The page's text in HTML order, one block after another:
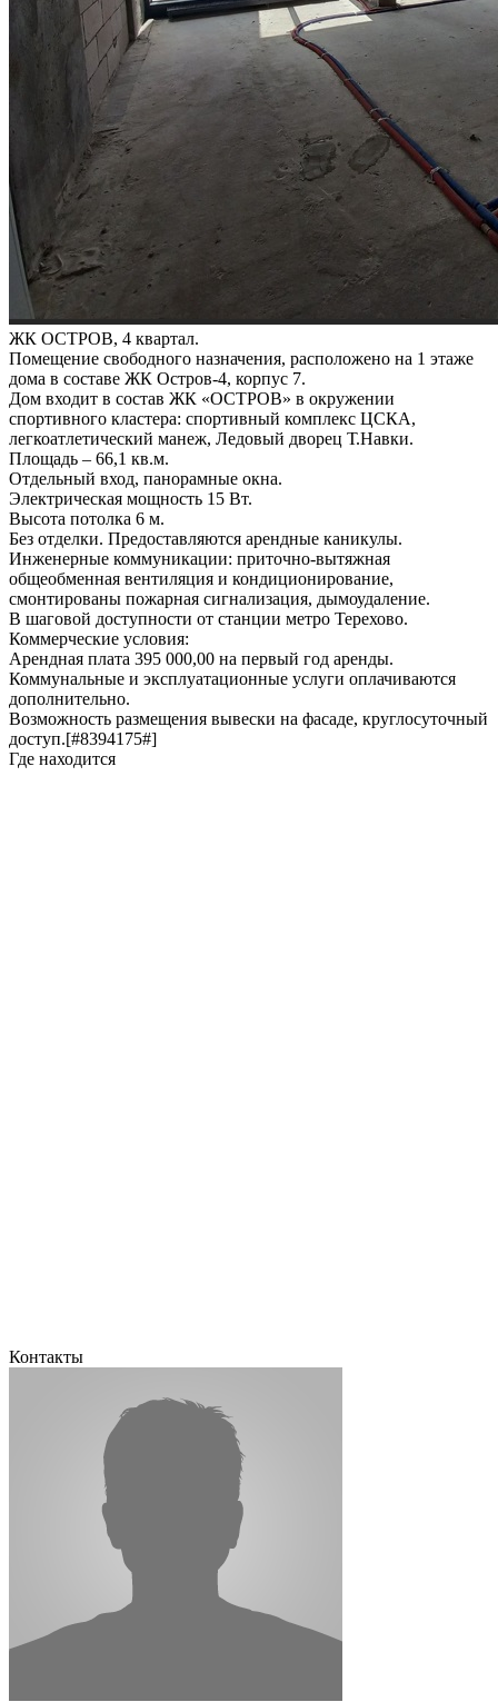
ЖК ОСТРОВ, 4 квартал.
Помещение свободного назначения, расположено на 1 этаже
дома в составе ЖК Остров-4, корпус 7.
Дом входит в состав ЖК «ОСТРОВ» в окружении
спортивного кластера: спортивный комплекс ЦСКА,
легкоатлетический манеж, Ледовый дворец Т.Навки.
Площадь – 66,1 кв.м.
Отдельный вход, панорамные окна.
Электрическая мощность 15 Вт.
Высота потолка 6 м.
Без отделки. Предоставляются арендные каникулы.
Инженерные коммуникации: приточно-вытяжная
общеобменная вентиляция и кондиционирование,
смонтированы пожарная сигнализация, дымоудаление.
В шаговой доступности от станции метро Терехово.
Коммерческие условия:
Арендная плата 395 000,00 на первый год аренды.
Коммунальные и эксплуатационные услуги оплачиваются
дополнительно.
Возможность размещения вывески на фасаде, круглосуточный
доступ.[#8394175#]
Где находится
Контакты